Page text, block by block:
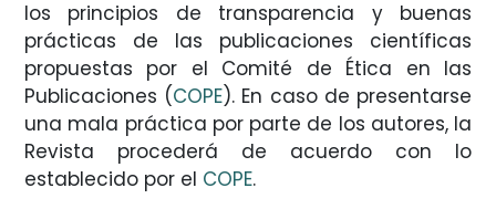
los principios de transparencia y buenas
prácticas de las publicaciones científicas
propuestas por el Comité de Ética en las
Publicaciones (COPE). En caso de presentarse
una mala práctica por parte de los autores, la
Revista procederá de acuerdo con lo
establecido por el COPE.